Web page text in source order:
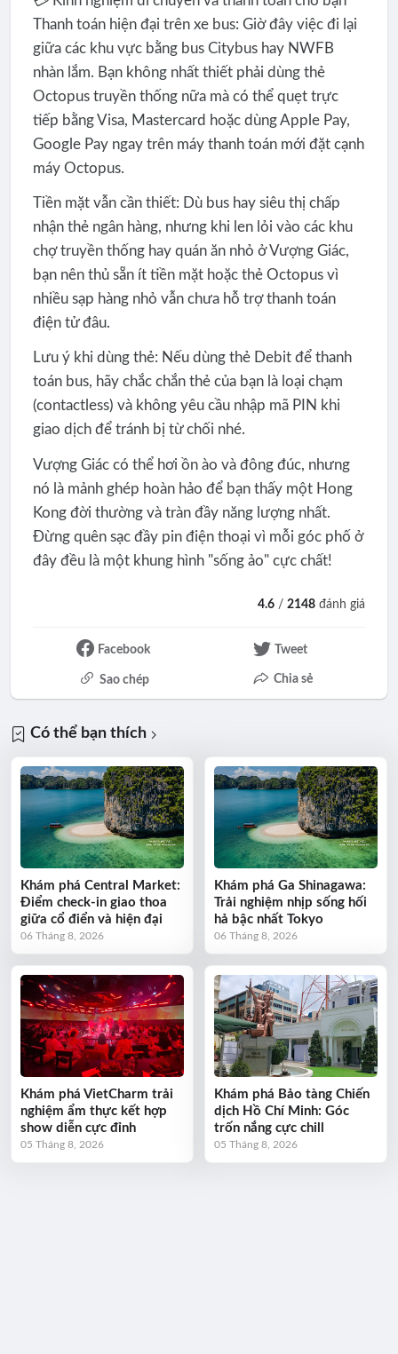
Thanh toán hiện đại trên xe bus: Giờ đây việc đi lại
giữa các khu vực bằng bus Citybus hay NWFB
nhàn lắm. Bạn không nhất thiết phải dùng thẻ
Octopus truyền thống nữa mà có thể quẹt trực
tiếp bằng Visa, Mastercard hoặc dùng Apple Pay,
Google Pay ngay trên máy thanh toán mới đặt cạnh
máy Octopus.
Tiền mặt vẫn cần thiết: Dù bus hay siêu thị chấp
nhận thẻ ngân hàng, nhưng khi len lỏi vào các khu
chợ truyền thống hay quán ăn nhỏ ở Vượng Giác,
bạn nên thủ sẵn ít tiền mặt hoặc thẻ Octopus vì
nhiều sạp hàng nhỏ vẫn chưa hỗ trợ thanh toán
điện tử đâu.
Lưu ý khi dùng thẻ: Nếu dùng thẻ Debit để thanh
toán bus, hãy chắc chắn thẻ của bạn là loại chạm
(contactless) và không yêu cầu nhập mã PIN khi
giao dịch để tránh bị từ chối nhé.
Vượng Giác có thể hơi ồn ào và đông đúc, nhưng
nó là mảnh ghép hoàn hảo để bạn thấy một Hong
Kong đời thường và tràn đầy năng lượng nhất.
Đừng quên sạc đầy pin điện thoại vì mỗi góc phố ở
đây đều là một khung hình "sống ảo" cực chất!
4.6 /2148 đánh giá
Facebook Tweet
Sao chép Chia sẻ
Có thể bạn thích
Khám phá Central Market:
Điểm check-in giao thoa
giữa cổ điển và hiện đại
06 Tháng 8, 2026
Khám phá Ga Shinagawa:
Trải nghiệm nhịp sống hối
hả bậc nhất Tokyo
06 Tháng 8, 2026
Khám phá VietCharm trải
nghiệm ẩm thực kết hợp
show diễn cực đỉnh
05 Tháng 8, 2026
Khám phá Bảo tàng Chiến
dịch Hồ Chí Minh: Góc
trốn nắng cực chill
05 Tháng 8, 2026